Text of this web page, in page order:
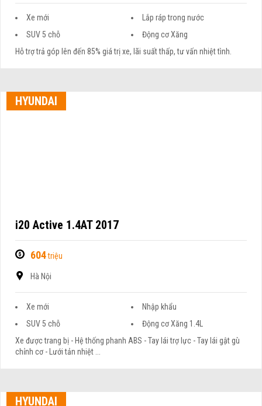
Xe mới
Lắp ráp trong nước
SUV 5 chỗ
Động cơ Xăng
Hỗ trợ trả góp lên đến 85% giá trị xe, lãi suất thấp, tư vấn nhiệt tình.
HYUNDAI
i20 Active 1.4AT 2017
604triệu
Hà Nội
Xe mới
Nhập khẩu
SUV 5 chỗ
Động cơ Xăng 1.4L
Xe được trang bị - Hệ thống phanh ABS - Tay lái trợ lực - Tay lái gật gù
chỉnh cơ - Lưới tản nhiệt ...
HYUNDAI